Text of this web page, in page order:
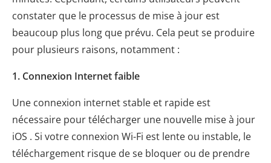
constater que le processus de mise à jour est
beaucoup plus long que prévu. Cela peut se produire
pour plusieurs raisons, notamment :
1. Connexion Internet faible
Une connexion internet stable et rapide est
nécessaire pour télécharger une nouvelle mise à jour
iOS . Si votre connexion Wi-Fi est lente ou instable, le
téléchargement risque de se bloquer ou de prendre